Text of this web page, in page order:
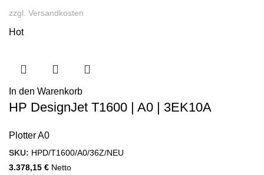
zzgl. Versandkosten
Hot
In den Warenkorb
HP DesignJet T1600 | A0 | 3EK10A
Plotter A0
SKU: HPD/T1600/A0/36Z/NEU
3.378,15 € Netto